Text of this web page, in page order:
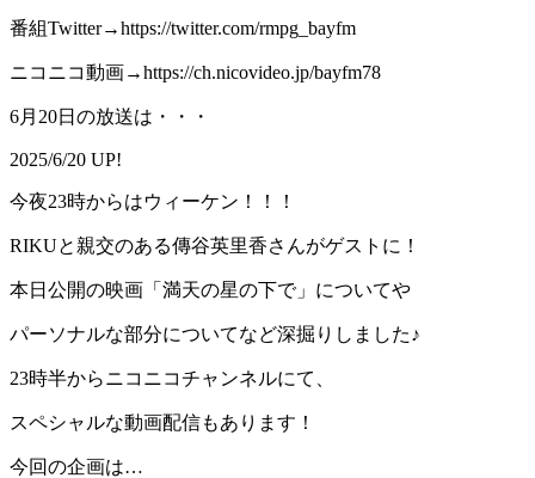
番組Twitter→https://twitter.com/rmpg_bayfm
ニコニコ動画→https://ch.nicovideo.jp/bayfm78
6月20日の放送は・・・
2025/6/20 UP!
今夜23時からはウィーケン！！！
RIKUと親交のある傳谷英里香さんがゲストに！
本日公開の映画「満天の星の下で」についてや
パーソナルな部分についてなど深掘りしました♪
23時半からニコニコチャンネルにて、
スペシャルな動画配信もあります！
今回の企画は…